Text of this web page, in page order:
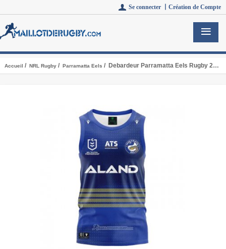
Se connecter 丨 Création de Compte
Accueil / NRL Rugby/ Parramatta Eels / Debardeur Parramatta Eels Rugby 2024 Domicile